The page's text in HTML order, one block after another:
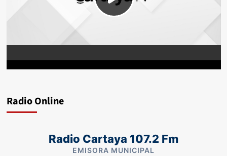
Radio Online
Radio Cartaya 107.2 Fm
EMISORA MUNICIPAL